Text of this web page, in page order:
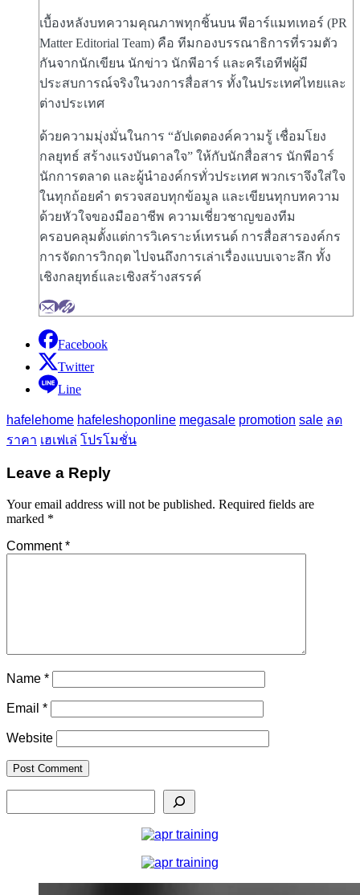
เบื้องหลังบทความคุณภาพทุกชิ้นบน พีอาร์แมทเทอร์ (PR
Matter Editorial Team) คือ ทีมกองบรรณาธิการที่รวมตัว
กันจากนักเขียน นักข่าว นักพีอาร์ และครีเอทีฟผู้มี
ประสบการณ์จริงในวงการสื่อสาร ทั้งในประเทศไทยและ
ต่างประเทศ
ด้วยความมุ่งมั่นในการ “อัปเดตองค์ความรู้ เชื่อมโยง
กลยุทธ์ สร้างแรงบันดาลใจ” ให้กับนักสื่อสาร นักพีอาร์
นักการตลาด และผู้นำองค์กรทั่วประเทศ พวกเราจึงใส่ใจ
ในทุกถ้อยคำ ตรวจสอบทุกข้อมูล และเขียนทุกบทความ
ด้วยหัวใจของมืออาชีพ ความเชี่ยวชาญของทีม
ครอบคลุมตั้งแต่การวิเคราะห์เทรนด์ การสื่อสารองค์กร
การจัดการวิกฤต ไปจนถึงการเล่าเรื่องแบบเจาะลึก ทั้ง
เชิงกลยุทธ์และเชิงสร้างสรรค์
Facebook
Twitter
Line
hafelehome hafeleshoponline megasale promotion sale ลด
ราคา เฮเฟเล่ โปรโมชั่น
Leave a Reply
Your email address will not be published. Required fields are
marked *
Comment*
Name *
Email *
Website